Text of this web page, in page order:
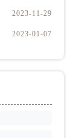
2023-11-29
2023-01-07